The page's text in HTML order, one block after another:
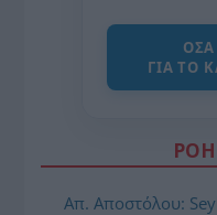
ΌΣΑ
ΓΙΑ ΤΟ
Απ. Αποστόλου: